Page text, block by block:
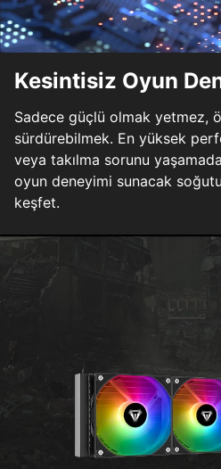
Kesintisiz Oyun
Sadece güçlü olmak yetmez,
sürdürebilmek. En yüksek
veya takılma sorunu
oyun deneyimi sunacak
keşfet.